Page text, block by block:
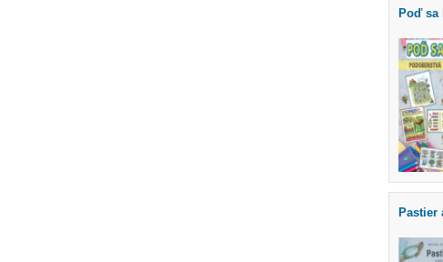
Poď sa
Pastier